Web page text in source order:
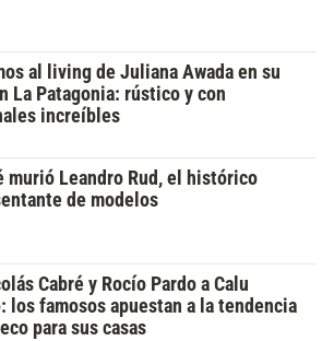
al living de Juliana Awada en su
La Patagonia: rústico y con
increíbles
murió Leandro Rud, el histórico
de modelos
Cabré y Rocío Pardo a Calu
los famosos apuestan a la tendencia
para sus casas